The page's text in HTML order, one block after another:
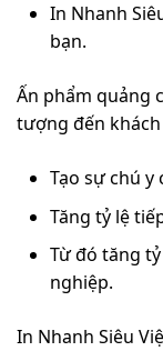
In Nhanh
bạn.
Ấn phẩm quảng
tượng đến
Tạo sự chú y
Tăng tỷ lệ
Từ đó tăng
nghiệp.
In Nhanh Siêu